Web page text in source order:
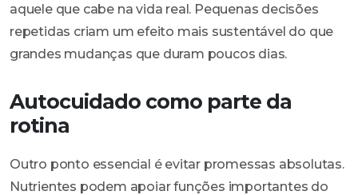
aquele que cabe na vida real. Pequenas decisões
repetidas criam um efeito mais sustentável do que
grandes mudanças que duram poucos dias.
Autocuidado como parte da
rotina
Outro ponto essencial é evitar promessas absolutas.
Nutrientes podem apoiar funções importantes do